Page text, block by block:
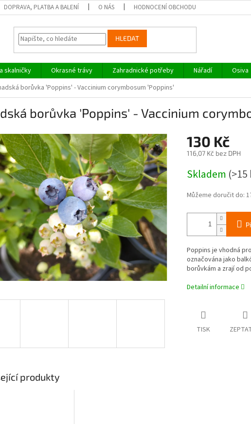
DOPRAVA, PLATBA A BALENÍ O NÁS HODNOCENÍ OBCHODU
HLEDAT
skalničky Okrasné trávy Zahradnické potřeby Nářadí Osiva
borůvka 'Poppins' - Vaccinium corymbosum 'Poppins'
borůvka 'Poppins' - Vaccinium
130 Kč
116,07 Kč bez DPH
cena:
Skladem (>15
Můžeme doručit do:
Poppins je vhodná
označována jako
borůvkám a zrají od
Detailní informace
TISK
produkty